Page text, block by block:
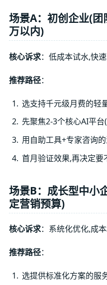
场景A：初创企业(
万以内)
核心诉求：低成本试水,快
推荐路径：
选支持千元级月费的轻
先聚焦2-3个核心AI平
用自助工具+专家咨询
首月验证效果,再决定要
场景B：成长型中小
定营销预算)
核心诉求：系统化优化,成
推荐路径：
选提供标准化方案的服